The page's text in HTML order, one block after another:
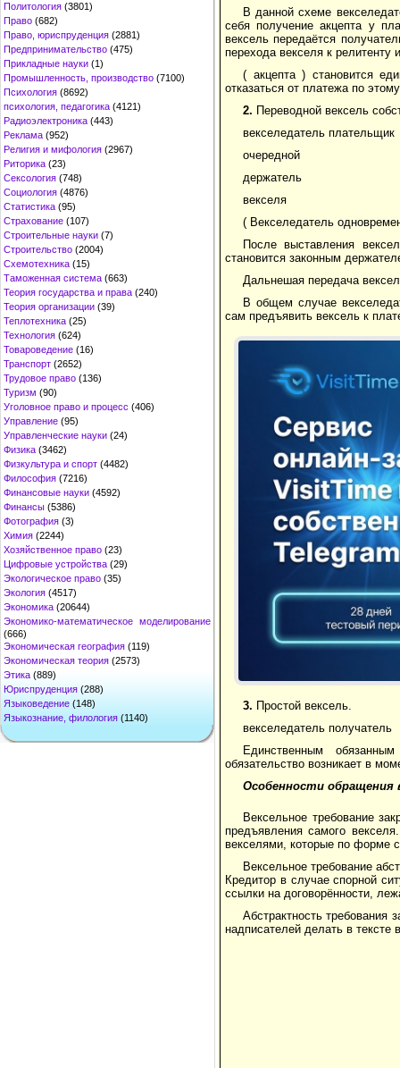
Политология (3801)
Право (682)
Право, юриспруденция (2881)
Предпринимательство (475)
Прикладные науки (1)
Промышленность, производство (7100)
Психология (8692)
психология, педагогика (4121)
Радиоэлектроника (443)
Реклама (952)
Религия и мифология (2967)
Риторика (23)
Сексология (748)
Социология (4876)
Статистика (95)
Страхование (107)
Строительные науки (7)
Строительство (2004)
Схемотехника (15)
Таможенная система (663)
Теория государства и права (240)
Теория организации (39)
Теплотехника (25)
Технология (624)
Товароведение (16)
Транспорт (2652)
Трудовое право (136)
Туризм (90)
Уголовное право и процесс (406)
Управление (95)
Управленческие науки (24)
Физика (3462)
Физкультура и спорт (4482)
Философия (7216)
Финансовые науки (4592)
Финансы (5386)
Фотография (3)
Химия (2244)
Хозяйственное право (23)
Цифровые устройства (29)
Экологическое право (35)
Экология (4517)
Экономика (20644)
Экономико-математическое моделирование
(666)
Экономическая география (119)
Экономическая теория (2573)
Этика (889)
Юриспруденция (288)
Языковедение (148)
Языкознание, филология (1140)
В данной схеме
себя получение акцепта у
вексель передаётся
перехода векселя к
( акцепта ) становится
отказаться от платежа по
2. Переводной вексель
векселедатель плательщик
очередной
держатель
векселя
( Векселедатель
После выставления
становится законным
Дальнешая передача
В общем случае
сам предъявить вексель к
3. Простой вексель.
векселедатель получатель
Единственным
обязательство возникает в
Особенности обращения
Вексельное требование
предъявления самого
векселями, которые по форме
Вексельное требование
Кредитор в случае спорной
ссылки на договорённости,
Абстрактность
надписателей делать в тексте